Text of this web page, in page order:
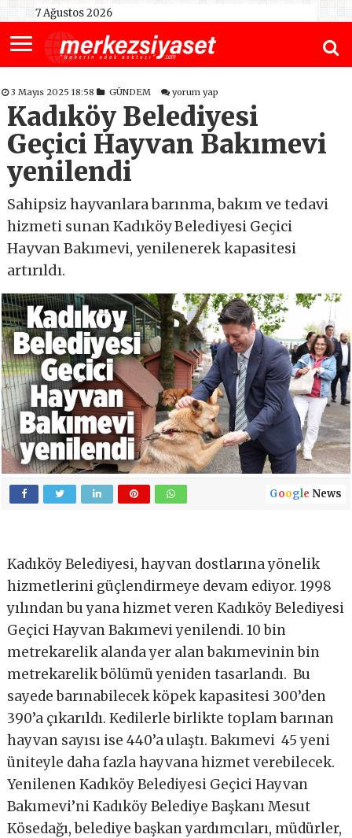
7 Ağustos 2026
3 Mayıs 2025 18:58 GÜNDEM yorum yap
Kadıköy Belediyesi
Geçici Hayvan Bakımevi
yenilendi
Sahipsiz hayvanlara barınma, bakım ve tedavi
hizmeti sunan Kadıköy Belediyesi Geçici
Hayvan Bakımevi, yenilenerek kapasitesi
artırıldı.
Google News
Kadıköy Belediyesi, hayvan dostlarına yönelik
hizmetlerini güçlendirmeye devam ediyor. 1998
yılından bu yana hizmet veren Kadıköy Belediyesi
Geçici Hayvan Bakımevi yenilendi. 10 bin
metrekarelik alanda yer alan bakımevinin bin
metrekarelik bölümü yeniden tasarlandı. Bu
sayede barınabilecek köpek kapasitesi 300’den
390’a çıkarıldı. Kedilerle birlikte toplam barınan
hayvan sayısı ise 440’a ulaştı. Bakımevi 45 yeni
üniteyle daha fazla hayvana hizmet verebilecek.
Yenilenen Kadıköy Belediyesi Geçici Hayvan
Bakımevi’ni Kadıköy Belediye Başkanı Mesut
Kösedağı, belediye başkan yardımcıları, müdürler,